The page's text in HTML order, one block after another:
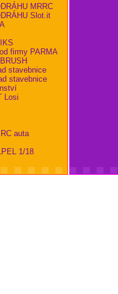
MRRC
Slot.it
firmy PARMA
stavebnice
stavebnice
Losi
auta
1/18